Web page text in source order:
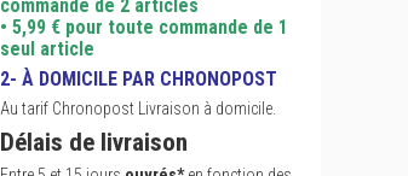
commande de 2 articles
• 5,99 € pour toute commande de 1
seul article
2- À DOMICILE PAR CHRONOPOST
Au tarif Chronopost Livraison à domicile.
Délais de livraison